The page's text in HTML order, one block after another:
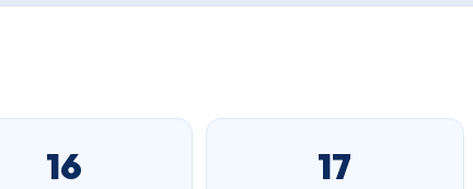
16 17